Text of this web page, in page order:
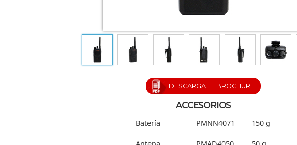
DESCARGA EL BROCHURE
ACCESORIOS
Batería PMNN4071 150 g